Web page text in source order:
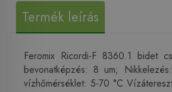
Termék leírás
Feromix Ricordi-F 8360.1 bidet
bevonatképzés: 8 um;
vízhőmérséklet: 5-70 °C